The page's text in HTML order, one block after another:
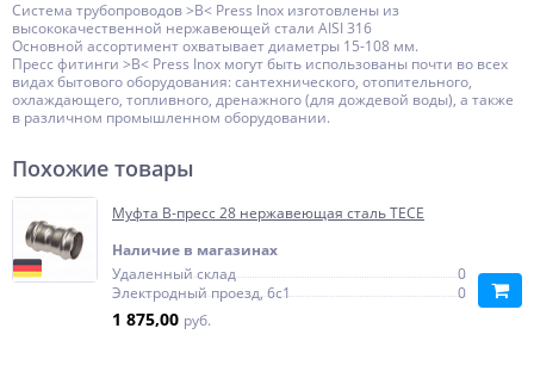
Система трубопроводов >B< Press Inox изготовлены из
высококачественной нержавеющей стали AISI 316
Основной ассортимент охватывает диаметры 15-108 мм.
Пресс фитинги >B< Press Inox могут быть использованы почти во всех
видах бытового оборудования: сантехнического, отопительного,
охлаждающего, топливного, дренажного (для дождевой воды), а также
в различном промышленном оборудовании.
Похожие товары
Муфта В-пресс 28 нержавеющая сталь TECE
Наличие в магазинах
Удаленный склад
0
Электродный проезд, 6с1
0
1 875,00 руб.